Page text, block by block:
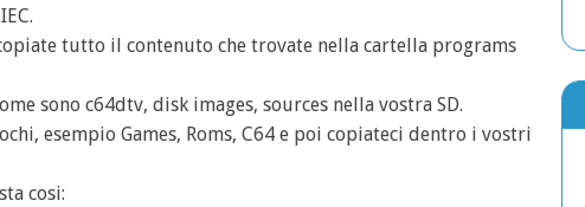
tutto il contenuto che trovate nella cartella programs
sono c64dtv, disk images, sources nella vostra SD.
esempio Games, Roms, C64 e poi copiateci dentro i vostri
cosi: